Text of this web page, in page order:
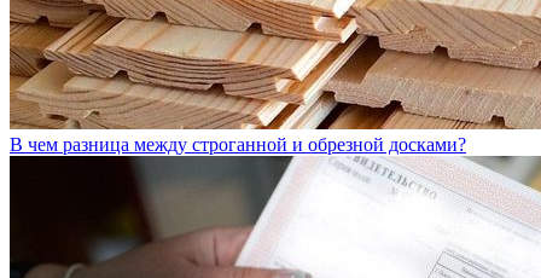
В чем разница между строганной и обрезной досками?